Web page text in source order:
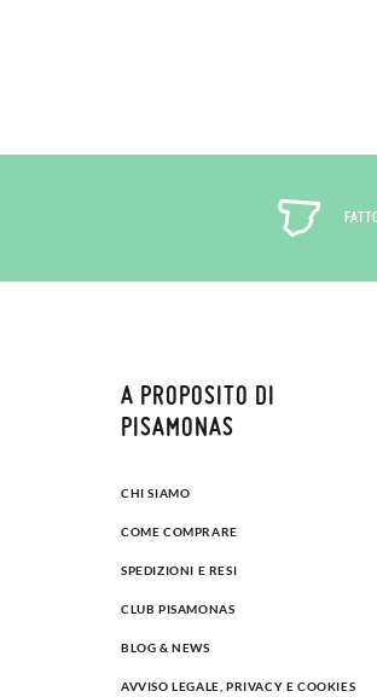
A PROPOSITO DI
PISAMONAS
CHI SIAMO
COME COMPRARE
SPEDIZIONI E RESI
CLUB PISAMONAS
BLOG & NEWS
AVVISO LEGALE, PRIVACY E COOKIES